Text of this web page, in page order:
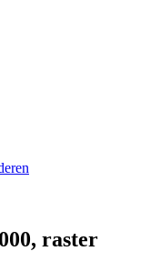
raster